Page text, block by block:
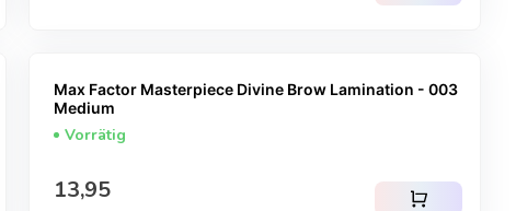
Max Factor Masterpiece Divine Brow Lamination - 003
Medium
Vorrätig
Regulärer Preis
13,95 shopping_cart